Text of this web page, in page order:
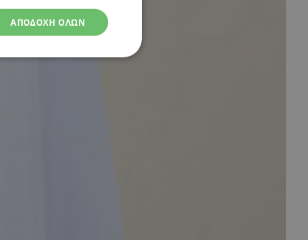
ΑΠΟΔΟΧΗ ΟΛΩΝ